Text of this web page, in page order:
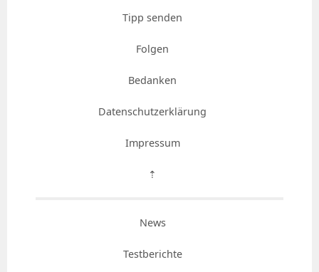
Tipp senden
Folgen
Bedanken
Datenschutzerklärung
Impressum
⇡
News
Testberichte